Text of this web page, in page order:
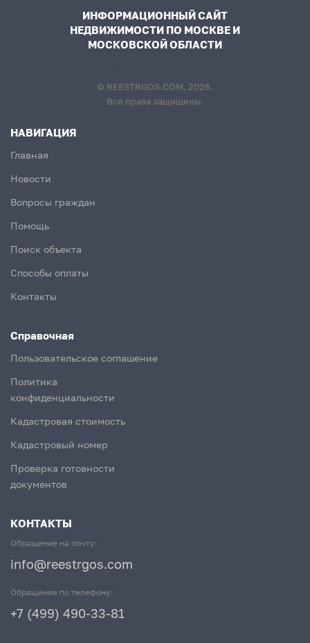
ИНФОРМАЦИОННЫЙ САЙТ
НЕДВИЖИМОСТИ ПО МОСКВЕ И
МОСКОВСКОЙ ОБЛАСТИ
© REESTRGOS.COM, 2026.
Все права защищены.
НАВИГАЦИЯ
Главная
Новости
Вопросы граждан
Помощь
Поиск объекта
Способы оплаты
Контакты
Справочная
Пользовательское соглашение
Политика
конфиденциальности
Кадастровая стоимость
Кадастровый номер
Проверка готовности
документов
КОНТАКТЫ
Обращение на почту:
info@reestrgos.com
Обращение по телефону:
+7 (499) 490-33-81